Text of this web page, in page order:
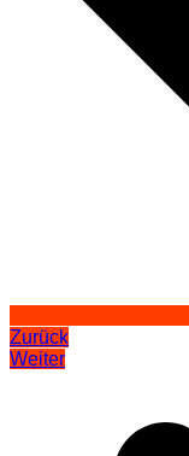
Zurück
Weiter